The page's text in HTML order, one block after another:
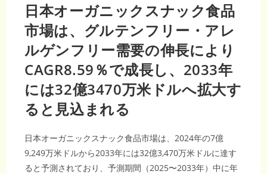
日本オーガニックスナック食品
市場は、グルテンフリー・アレ
ルゲンフリー需要の伸長により
CAGR8.59％で成長し、2033年
には32億3470万米ドルへ拡大す
ると見込まれる
日本オーガニックスナック食品市場は、2024年の7億
9,249万米ドルから2033年には32億3,470万米ドルに達す
ると予測されており、予測期間（2025〜2033年）中に年